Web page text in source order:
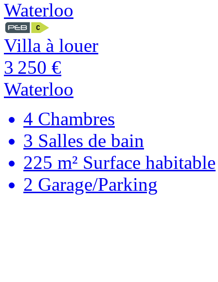
Villa à louer
3 250 €
Waterloo
4 Chambres
3 Salles de bain
225 m² Surface habitable
2 Garage/Parking